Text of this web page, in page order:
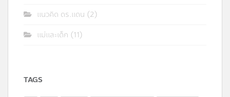
แนวคิด ดร.แดน (2)
แม่และเด็ก (11)
TAGS